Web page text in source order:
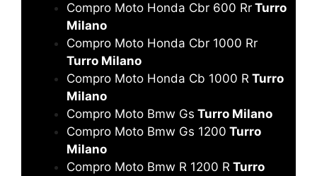
Compro Moto Honda Cbr 600 Rr Turro
Milano
Compro Moto Honda Cbr 1000 Rr
Turro Milano
Compro Moto Honda Cb 1000 R Turro
Milano
Compro Moto Bmw Gs Turro Milano
Compro Moto Bmw Gs 1200 Turro
Milano
Compro Moto Bmw R 1200 R Turro